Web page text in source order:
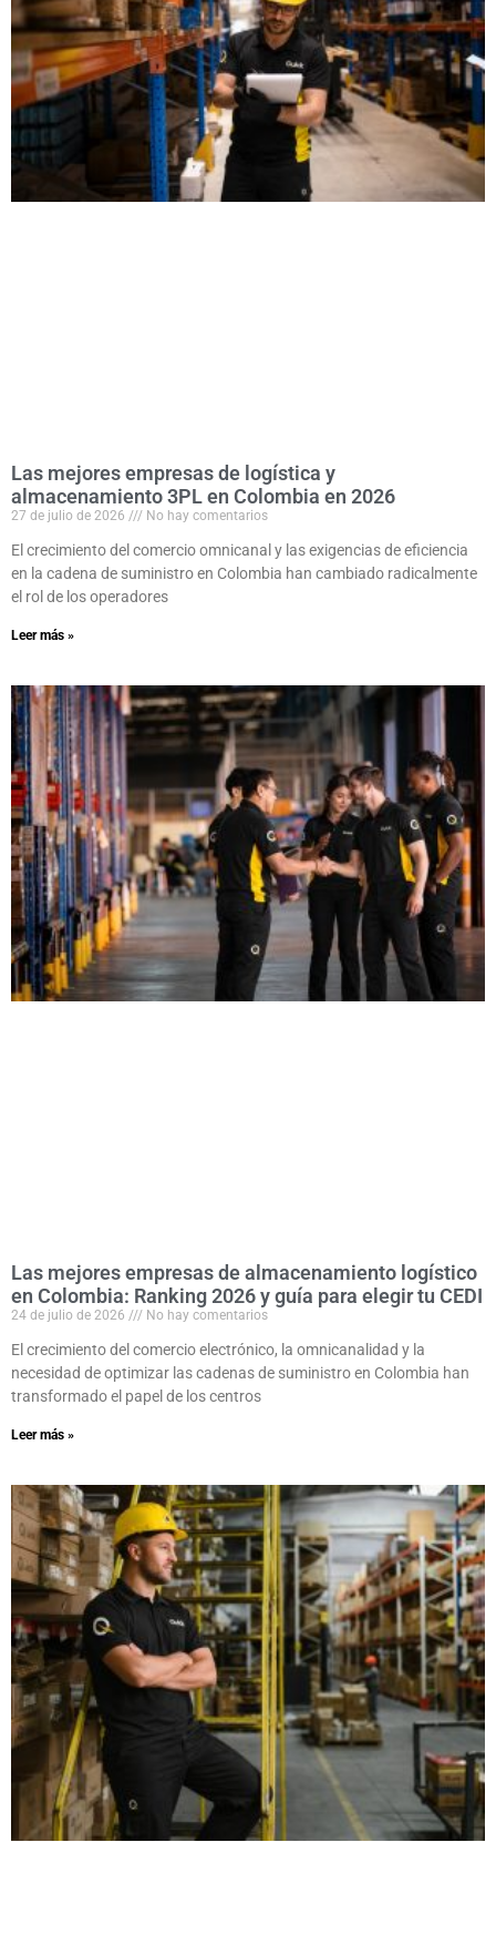
Las mejores empresas de logística y
almacenamiento 3PL en Colombia en 2026
27 de julio de 2026 No hay comentarios
El crecimiento del comercio omnicanal y las exigencias de eficiencia
en la cadena de suministro en Colombia han cambiado radicalmente
el rol de los operadores
Leer más »
Las mejores empresas de almacenamiento logístico
en Colombia: Ranking 2026 y guía para elegir tu CEDI
24 de julio de 2026 No hay comentarios
El crecimiento del comercio electrónico, la omnicanalidad y la
necesidad de optimizar las cadenas de suministro en Colombia han
transformado el papel de los centros
Leer más »